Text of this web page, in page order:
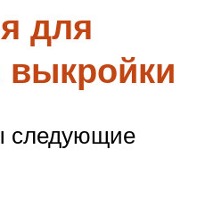
для
выкройки
следующие